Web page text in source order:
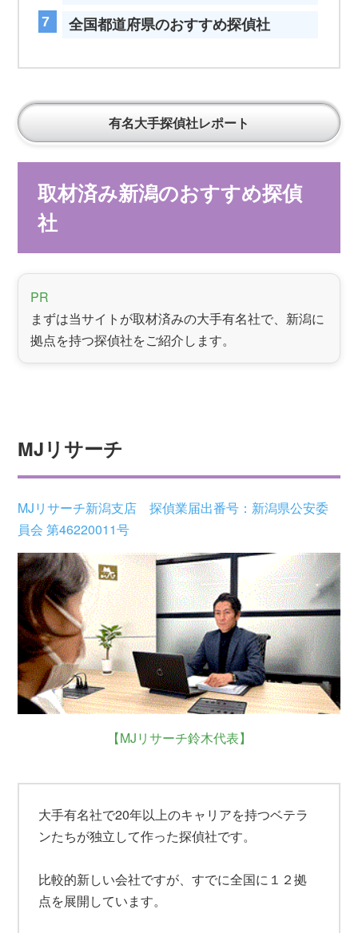
全国都道府県のおすすめ探偵社
有名大手探偵社レポート
取材済み新潟のおすすめ探偵
社
PR
まずは当サイトが取材済みの大手有名社で、新潟に
拠点を持つ探偵社をご紹介します。
MJリサーチ
MJリサーチ新潟支店 探偵業届出番号：新潟県公安委
員会 第46220011号
【MJリサーチ鈴木代表】
大手有名社で20年以上のキャリアを持つベテラ
ンたちが独立して作った探偵社です。
比較的新しい会社ですが、すでに全国に１２拠
点を展開しています。